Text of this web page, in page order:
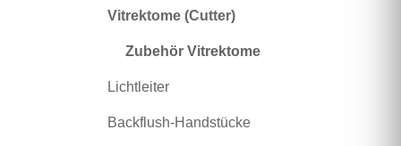
Vitrektome (Cutter)
Zubehör Vitrektome
Lichtleiter
Backflush-Handstücke